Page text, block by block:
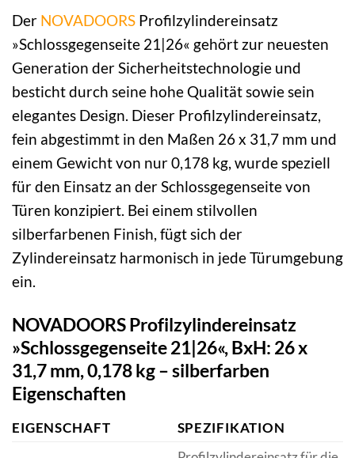
Der NOVADOORS Profilzylindereinsatz
»Schlossgegenseite 21|26« gehört zur neuesten
Generation der Sicherheitstechnologie und
besticht durch seine hohe Qualität sowie sein
elegantes Design. Dieser Profilzylindereinsatz,
fein abgestimmt in den Maßen 26 x 31,7 mm und
einem Gewicht von nur 0,178 kg, wurde speziell
für den Einsatz an der Schlossgegenseite von
Türen konzipiert. Bei einem stilvollen
silberfarbenen Finish, fügt sich der
Zylindereinsatz harmonisch in jede Türumgebung
ein.
NOVADOORS Profilzylindereinsatz
»Schlossgegenseite 21|26«, BxH: 26 x
31,7 mm, 0,178 kg – silberfarben
Eigenschaften
EIGENSCHAFT SPEZIFIKATION